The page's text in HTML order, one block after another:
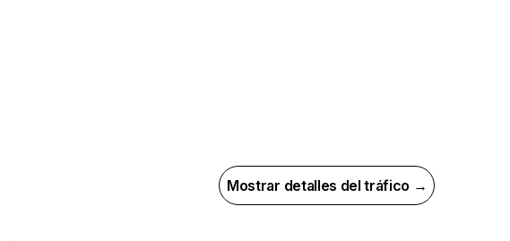
Mostrar detalles del tráfico →